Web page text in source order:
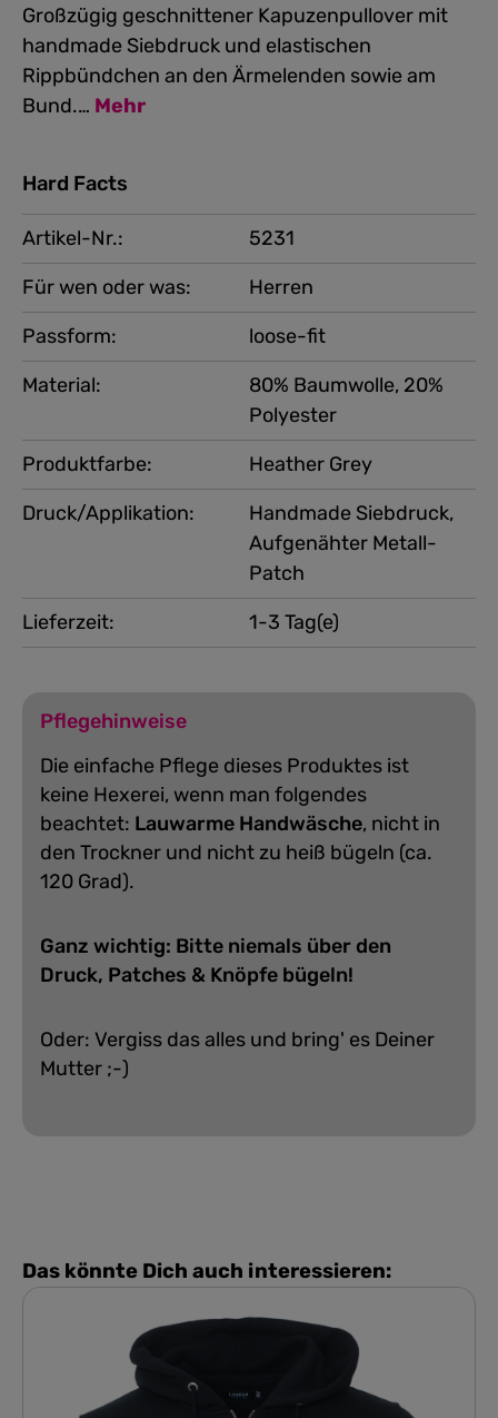
Großzügig geschnittener Kapuzenpullover mit
handmade Siebdruck und elastischen
Rippbündchen an den Ärmelenden sowie am
Bund.… Mehr
Hard Facts
Artikel-Nr.:
5231
Für wen oder was:
Herren
Produktfarbe:
Heather Grey
Druck/Applikation:
Handmade Siebdruck,
Aufgenähter Metall-
Patch
Passform:
loose-fit
Material:
80% Baumwolle, 20%
Polyester
Lieferzeit: 1-3 Tag(e)
Pflegehinweise
Die einfache Pflege dieses Produktes ist
keine Hexerei, wenn man folgendes
beachtet: Lauwarme Handwäsche, nicht in
den Trockner und nicht zu heiß bügeln (ca.
120 Grad).
Ganz wichtig: Bitte niemals über den
Druck, Patches & Knöpfe bügeln!
Oder: Vergiss das alles und bring' es Deiner
Mutter ;-)
Das könnte Dich auch interessieren: